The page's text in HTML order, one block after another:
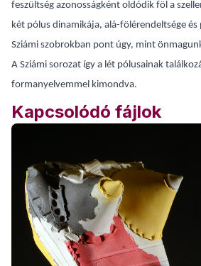
feszültség azonosságként oldódik föl a
két pólus dinamikája, alá-fölérendeltsége és
Sziámi szobrokban pont úgy, mint
A Sziámi sorozat így a lét pólusainak
formanyelvemmel kimondva.
Kapcsolódó fájlok